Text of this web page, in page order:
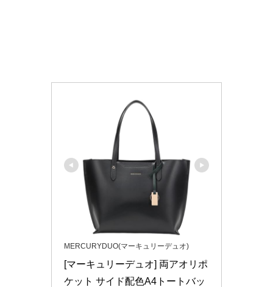
MERCURYDUO(マーキュリーデュオ)
[マーキュリーデュオ] 両アオリポ
ケット サイド配色A4トートバッ